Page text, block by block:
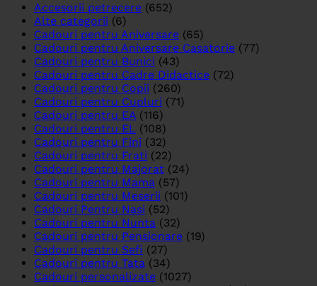
Accesorii petrecere (652)
Alte categorii (6)
Cadouri pentru Aniversare (65)
Cadouri pentru Aniversare Casatorie (77)
Cadouri pentru Bunici (43)
Cadouri pentru Cadre Didactice (72)
Cadouri pentru Copii (260)
Cadouri pentru Cupluri (71)
Cadouri pentru EA (116)
Cadouri pentru EL (108)
Cadouri pentru Fini (32)
Cadouri pentru Frati (22)
Cadouri pentru Majorat (24)
Cadouri pentru Mama (57)
Cadouri pentru Meserii (101)
Cadouri Pentru Nasi (52)
Cadouri pentru Nunta (32)
Cadouri pentru Pensionare (19)
Cadouri pentru Sefi (27)
Cadouri pentru Tata (34)
Cadouri personalizate (1027)